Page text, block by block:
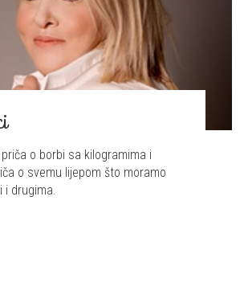
o borbi sa kilogramima i
o svemu lijepom što moramo
drugima.